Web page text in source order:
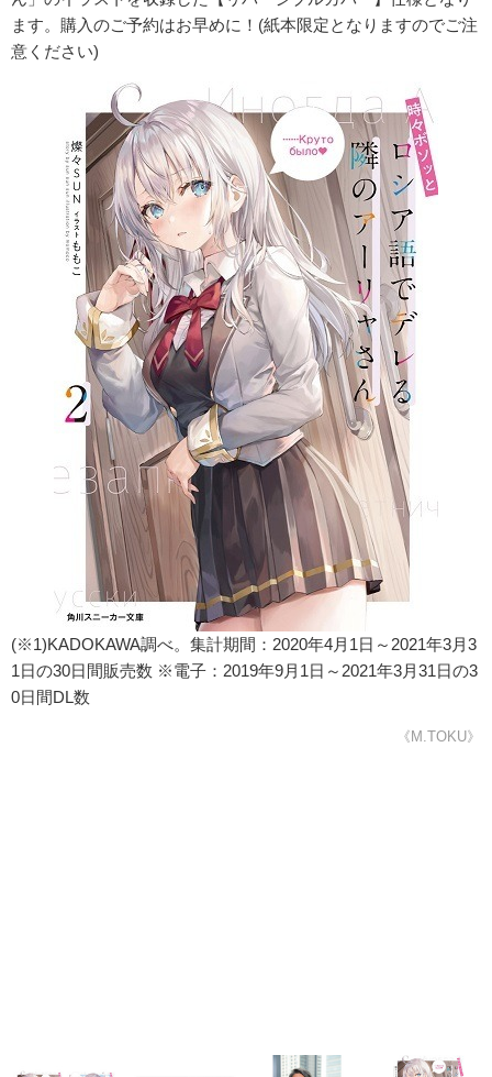
ます。購入のご予約はお早めに！(紙本限定となりますのでご注
意ください)
(※1)KADOKAWA調べ。集計期間：2020年4月1日～2021年3月3
1日の30日間販売数 ※電子：2019年9月1日～2021年3月31日の3
0日間DL数
《M.TOKU》